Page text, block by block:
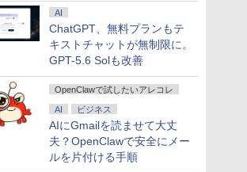
AI
ChatGPT、無料プランもテ
キストチャットが無制限に。
GPT-5.6 Solも改善
OpenClawで試したいアレコレ
AI ビジネス
AIにGmailを読ませて大丈
夫？OpenClawで安全にメー
ルを片付ける手順